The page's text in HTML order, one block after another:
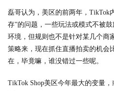
磊哥认为，美区的前两年，TikTok
存”的问题，一些玩法或模式不被
环境，但规则也不是针对某几个商
策略来，现在抓住直播拍卖的机会
在，毕竟嘛，谁没错过一些呢。
TikTok Shop美区今年最大的变量